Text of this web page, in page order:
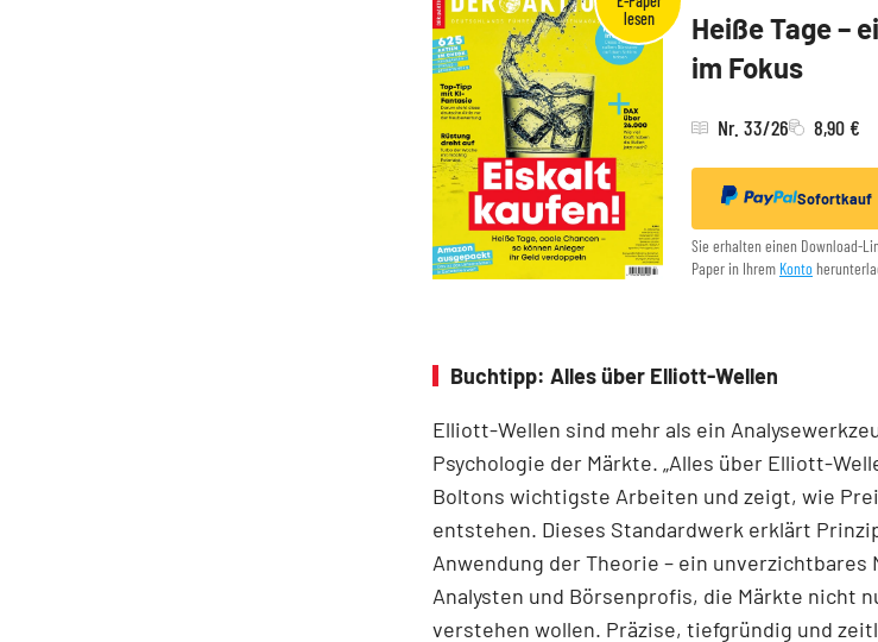
Heiße Tage –
im Fokus
Nr. 33/26 8,90 €
Sofortkauf
Sie erhalten einen Download-
Paper in Ihrem Konto
Buchtipp: Alles über Elliott-Wellen
Elliott-Wellen sind mehr als ein
Psychologie der Märkte. „Alles über Elliott-
Boltons wichtigste Arbeiten und zeigt, wie
entstehen. Dieses Standardwerk erklärt
Anwendung der Theorie – ein unverzichtbares
Analysten und Börsenprofis, die Märkte nicht
verstehen wollen. Präzise, tiefgründig und